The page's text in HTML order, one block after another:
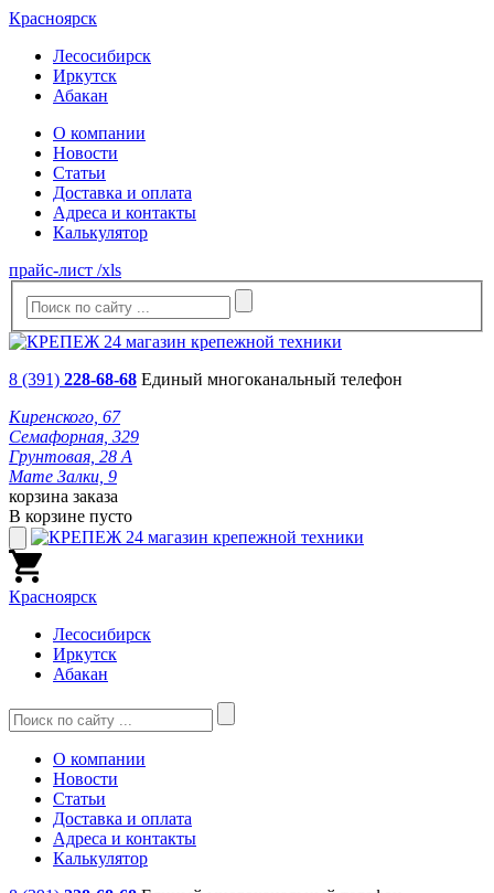
Красноярск
Лесосибирск
Иркутск
Абакан
О компании
Новости
Статьи
Доставка и оплата
Адреса и контакты
Калькулятор
прайс-лист /xls
8 (391) 228-68-68 Единый многоканальный телефон
Киренского, 67
Семафорная, 329
Грунтовая, 28 А
Мате Залки, 9
корзина заказа
В корзине пусто
Красноярск
Лесосибирск
Иркутск
Абакан
О компании
Новости
Статьи
Доставка и оплата
Адреса и контакты
Калькулятор